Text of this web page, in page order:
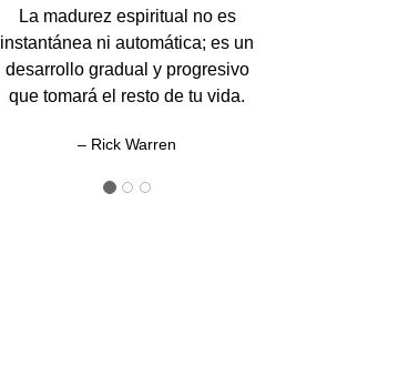
La madurez espiritual no es
instantánea ni automática; es un
desarrollo gradual y progresivo
que tomará el resto de tu vida.
– Rick Warren